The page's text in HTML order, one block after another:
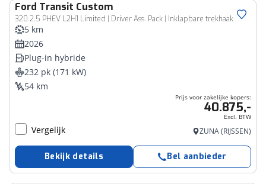
Ford Transit Custom
320 2.5 PHEV L2H1 Limited | Driver Ass. Pack | Inklapbare trekhaak | Vehicle Integration System |
Bedrijfswagen
5 km
2026
Plug-in hybride
232 pk (171 kW)
54 km
Prijs voor zakelijke kopers:
40.875,-
Excl. BTW
Vergelijk ZUNA (RIJSSEN)
Bekijk details Bel aanbieder